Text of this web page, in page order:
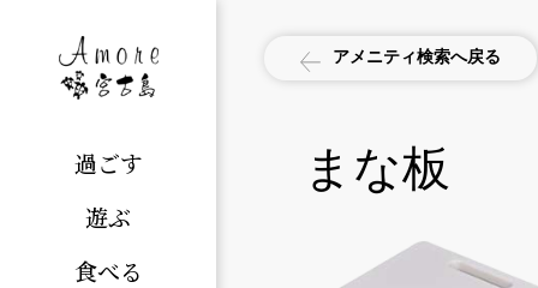
過ごす
遊ぶ
食べる
アメニティ検索へ戻る
まな板